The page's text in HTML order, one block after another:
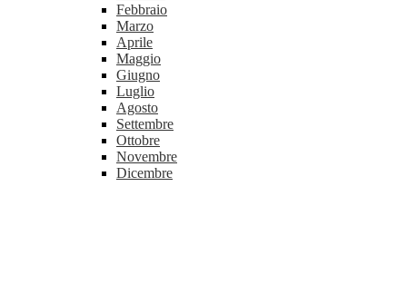
Febbraio
Marzo
Aprile
Maggio
Giugno
Luglio
Agosto
Settembre
Ottobre
Novembre
Dicembre